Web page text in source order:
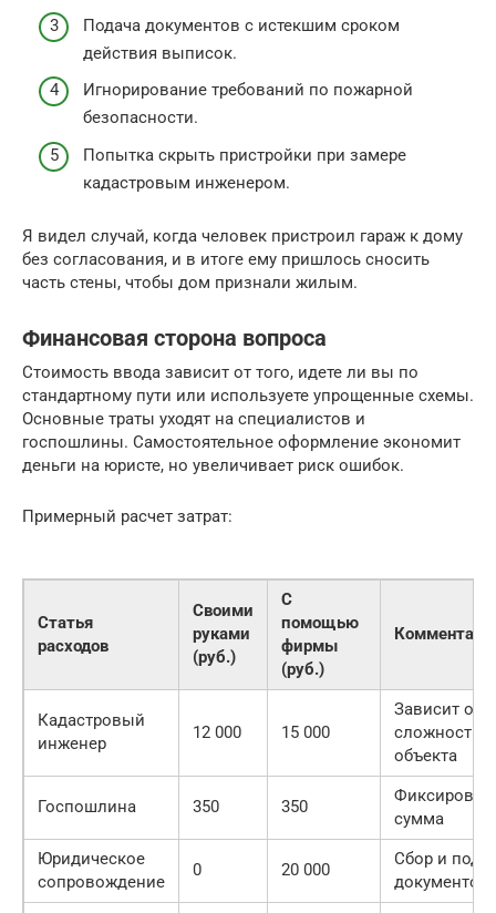
Подача документов с истекшим сроком
действия выписок.
Игнорирование требований по пожарной
безопасности.
Попытка скрыть пристройки при замере
кадастровым инженером.
Я видел случай, когда человек пристроил гараж к дому
без согласования, и в итоге ему пришлось сносить
часть стены, чтобы дом признали жилым.
Финансовая сторона вопроса
Стоимость ввода зависит от того, идете ли вы по
стандартному пути или используете упрощенные схемы.
Основные траты уходят на специалистов и
госпошлины. Самостоятельное оформление экономит
деньги на юристе, но увеличивает риск ошибок.
Примерный расчет затрат:
Статья
расходов
Своими
руками
(руб.)
С
помощью
фирмы
(руб.)
Кадастровый
инженер
12 000 15 000
Зависит от
сложности
объекта
Госпошлина 350 350
сумма
Юридическое
сопровождение
0 20 000
Сбор и
документов